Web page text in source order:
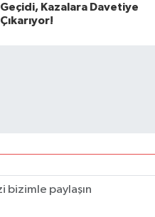
Geçidi, Kazalara Davetiye
Çıkarıyor!